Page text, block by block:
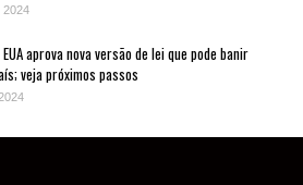
2024
aprova nova versão de lei que pode banir
veja próximos passos